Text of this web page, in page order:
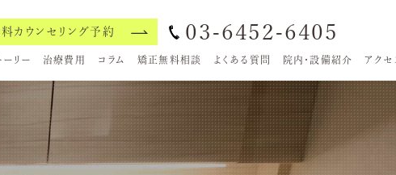
カウンセリング予約 03-6452-6405
ーリー 治療費用 コラム 矯正無料相談 よくある質問 院内・設備紹介 アクセ